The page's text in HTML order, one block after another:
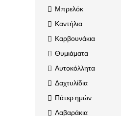
Μπρελόκ
Καντήλια
Καρβουνάκια
Θυμιάματα
Αυτοκόλλητα
Δαχτυλίδια
Πάτερ ημών
Λαβαράκια